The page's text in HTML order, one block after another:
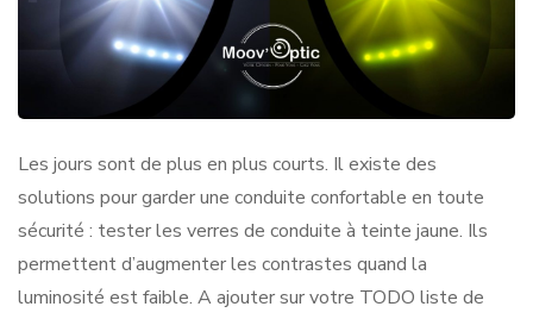
Les jours sont de plus en plus courts. Il existe des
solutions pour garder une conduite confortable en toute
sécurité : tester les verres de conduite à teinte jaune. Ils
permettent d’augmenter les contrastes quand la
luminosité est faible. A ajouter sur votre TODO liste de